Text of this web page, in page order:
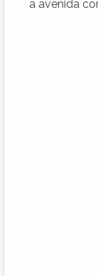
a avenida